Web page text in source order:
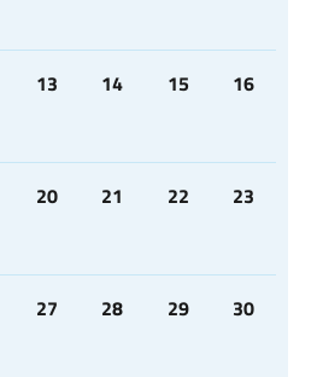
13 14 15 16
20 21 22 23
27 28 29 30